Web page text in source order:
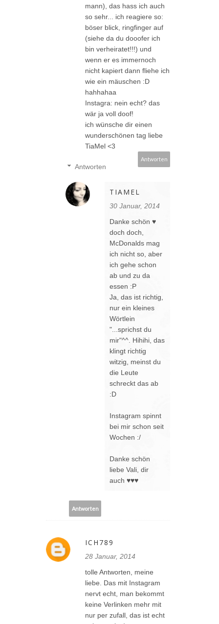
mann), das hass ich auch
so sehr... ich reagiere so:
böser blick, ringfinger auf
(siehe da du dooofer ich
bin verheiratet!!!) und
wenn er es immernoch
nicht kapiert dann fliehe ich
wie ein mäuschen :D
hahhahaa
Instagra: nein echt? das
wär ja voll doof!
ich wünsche dir einen
wunderschönen tag liebe
TiaMel <3
Antworten
Antworten
TIAMEL
30 Januar, 2014
Danke schön ♥
doch doch,
McDonalds mag
ich nicht so, aber
ich gehe schon
ab und zu da
essen :P
Ja, das ist richtig,
nur ein kleines
Wörtlein
"...sprichst du
mir"^^. Hihihi, das
klingt richtig
witzig, meinst du
die Leute
schreckt das ab
:D
Instagram spinnt
bei mir schon seit
Wochen :/
Danke schön
liebe Vali, dir
auch ♥♥♥
Antworten
ICH789
28 Januar, 2014
tolle Antworten, meine
liebe. Das mit Instagram
nervt echt, man bekommt
keine Verlinken mehr mit
nur per zufall, das ist echt